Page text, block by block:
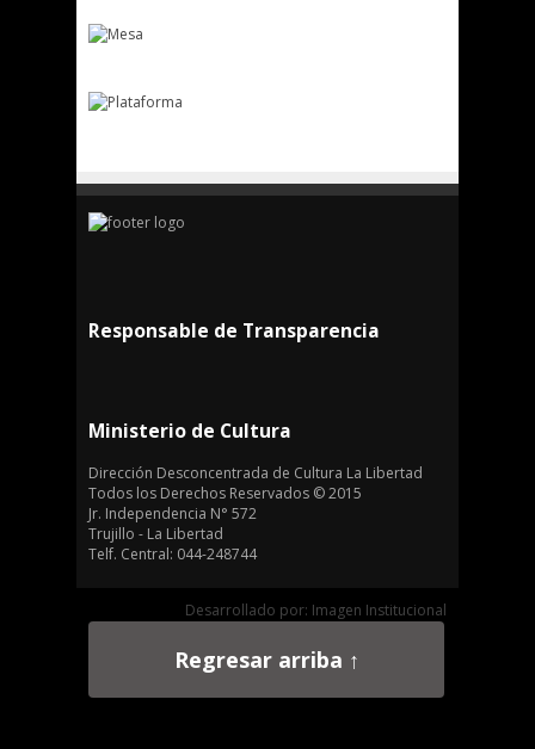
Responsable de Transparencia
Ministerio de Cultura
Dirección Desconcentrada de Cultura La Libertad
Todos los Derechos Reservados © 2015
Jr. Independencia N° 572
Trujillo - La Libertad
Telf. Central: 044-248744
Desarrollado por: Imagen Institucional
Regresar arriba ↑